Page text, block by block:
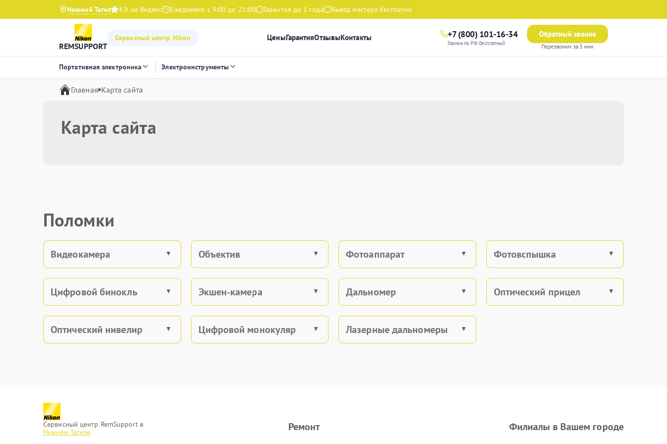
Нижний Тагил 4.9 на Яндекс Ежедневно с 9:00 до 21:00 Гарантия до 1 года Выезд мастера бесплатно
REMSUPPORT
Сервисный центр Nikon ЦеныГарантияОтзывыКонтакты +7 (800) 101-16-34
Звонок по РФ бесплатный
Обратный звонок
Перезвоним за 5 мин
Портативная электроника Электроинструменты
Главная Карта сайта
Карта сайта
Поломки
Видеокамера Объектив Фотоаппарат Фотовспышка
Цифровой бинокль Экшен-камера Дальномер Оптический прицел
Оптический нивелир Цифровой монокуляр Лазерные дальномеры
Сервисный центр RemSupport в
Нижнем Тагиле
Ремонт Филиалы в Вашем городе